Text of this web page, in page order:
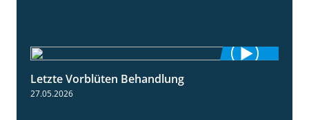
Letzte Vorblüten Behandlung
27.05.2026